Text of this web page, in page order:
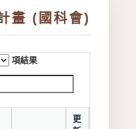
畫 (國科會)
項結果
更